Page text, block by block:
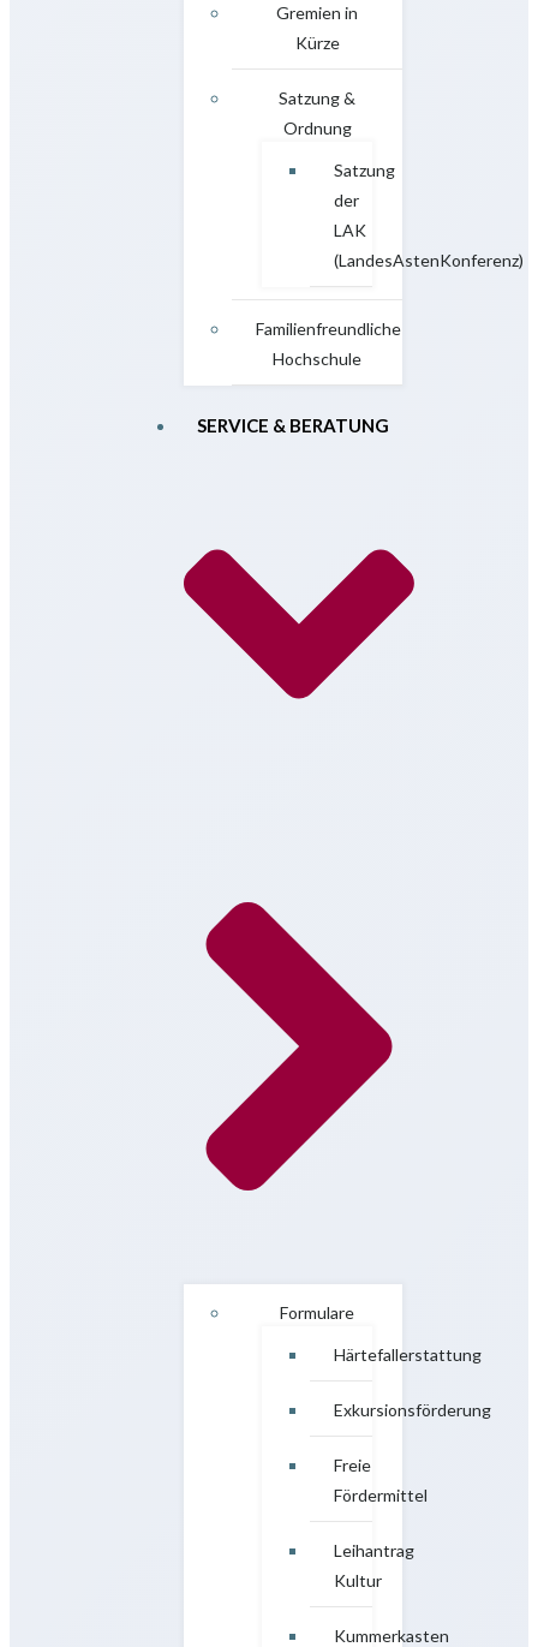
Gremien in
Kürze
Satzung &
Ordnung
Satzung
der
LAK
(LandesAstenKonferenz)
Familienfreundliche
Hochschule
SERVICE & BERATUNG
Formulare
Härtefallerstattung
Exkursionsförderung
Freie
Fördermittel
Leihantrag
Kultur
Kummerkasten